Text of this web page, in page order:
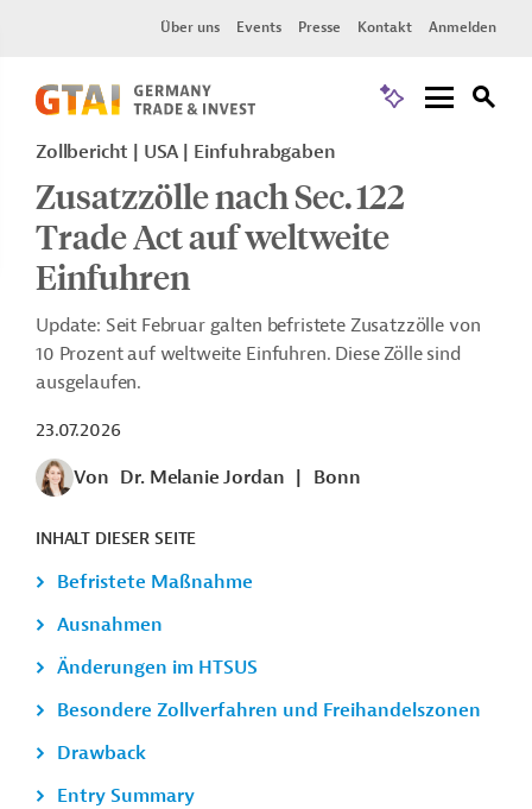
Über uns Events Presse Kontakt Anmelden
Zollbericht USA Einfuhrabgaben
Zusatzzölle nach Sec. 122
Trade Act auf weltweite
Einfuhren
Update: Seit Februar galten befristete Zusatzzölle von
10 Prozent auf weltweite Einfuhren. Diese Zölle sind
ausgelaufen.
23.07.2026
Von Dr. Melanie Jordan Bonn
INHALT DIESER SEITE
Befristete Maßnahme
Ausnahmen
Änderungen im HTSUS
Besondere Zollverfahren und Freihandelszonen
Drawback
Entry Summary